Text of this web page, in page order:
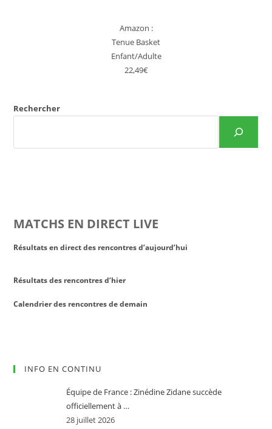
Amazon :
Tenue Basket
Enfant/Adulte
22,49€
Rechercher
MATCHS EN DIRECT LIVE
Résultats en direct des rencontres d’aujourd’hui
Résultats des rencontres d’hier
Calendrier des rencontres de demain
INFO EN CONTINU
Équipe de France : Zinédine Zidane succède
officiellement à …
28 juillet 2026